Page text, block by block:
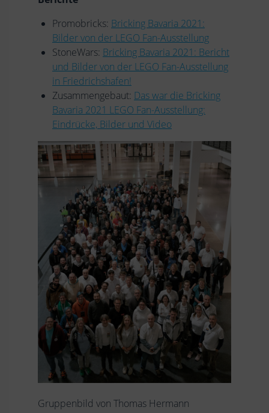
Promobricks: Bricking Bavaria 2021:
Bilder von der LEGO Fan-Ausstellung
StoneWars: Bricking Bavaria 2021: Bericht
und Bilder von der LEGO Fan-Ausstellung
in Friedrichshafen!
Zusammengebaut: Das war die Bricking
Bavaria 2021 LEGO Fan-Ausstellung:
Eindrücke, Bilder und Video
Gruppenbild von Thomas Hermann